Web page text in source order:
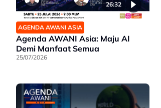
26:32
AGENDA AWANI ASIA
Agenda AWANI Asia: Maju AI
Demi Manfaat Semua
25/07/2026